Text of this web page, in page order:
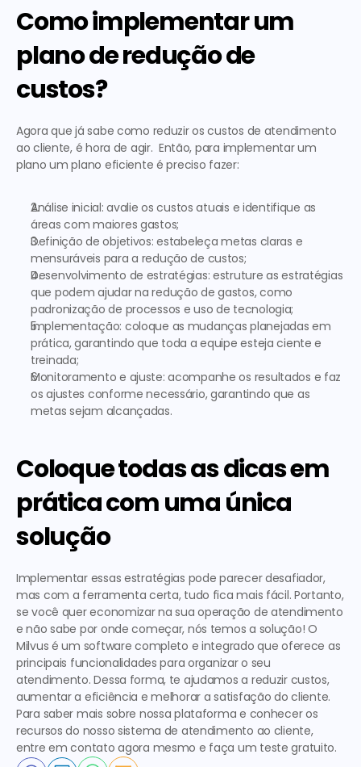
Como implementar um
plano de redução de
custos?
Agora que já sabe como reduzir os custos de atendimento
ao cliente, é hora de agir.  Então, para implementar um
plano um plano eficiente é preciso fazer:
Análise inicial: avalie os custos atuais e identifique as
áreas com maiores gastos;
Definição de objetivos: estabeleça metas claras e
mensuráveis para a redução de custos;
Desenvolvimento de estratégias: estruture as estratégias
que podem ajudar na redução de gastos, como
padronização de processos e uso de tecnologia;
Implementação: coloque as mudanças planejadas em
prática, garantindo que toda a equipe esteja ciente e
treinada;
Monitoramento e ajuste: acompanhe os resultados e faz
os ajustes conforme necessário, garantindo que as
metas sejam alcançadas.
Coloque todas as dicas em
prática com uma única
solução
Implementar essas estratégias pode parecer desafiador,
mas com a ferramenta certa, tudo fica mais fácil. Portanto,
se você quer economizar na sua operação de atendimento
e não sabe por onde começar, nós temos a solução! O
Milvus é um software completo e integrado que oferece as
principais funcionalidades para organizar o seu
atendimento. Dessa forma, te ajudamos a reduzir custos,
aumentar a eficiência e melhorar a satisfação do cliente.
Para saber mais sobre nossa plataforma e conhecer os
recursos do nosso sistema de atendimento ao cliente,
entre em contato agora mesmo e faça um teste gratuito.